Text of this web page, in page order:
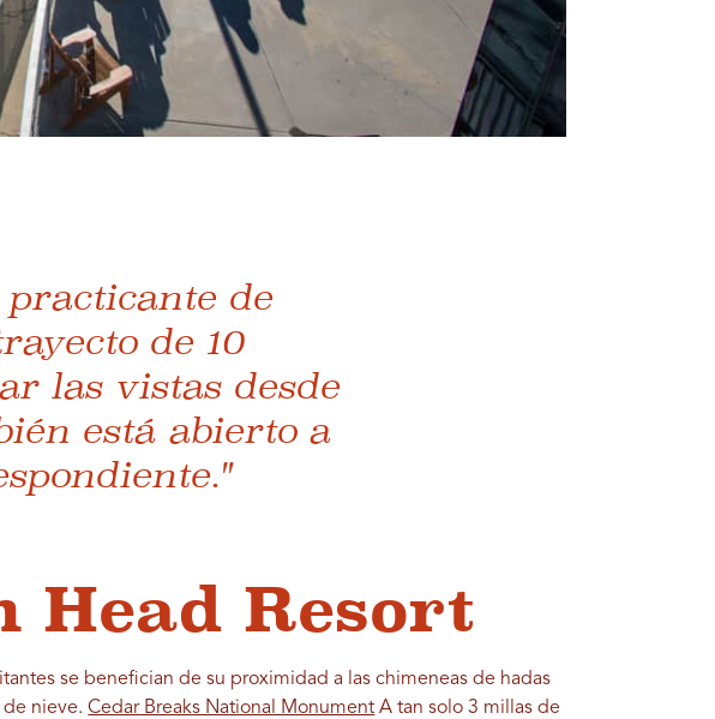
de
de 10
las vistas desde
está abierto a
Head Resort
se benefician de su proximidad a las chimeneas de hadas
de nieve.Cedar Breaks National Monument A tan solo 3 millas de